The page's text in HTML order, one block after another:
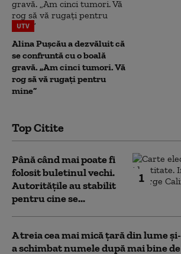
UTV
Alina Pușcău a dezvăluit că
se confruntă cu o boală
gravă. „Am cinci tumori. Vă
rog să vă rugați pentru
mine”
Top Citite
1
Până când mai poate fi
folosit buletinul vechi.
Autoritățile au stabilit
pentru cine se...
A treia cea mai mică țară din lume și-
a schimbat numele după mai bine de